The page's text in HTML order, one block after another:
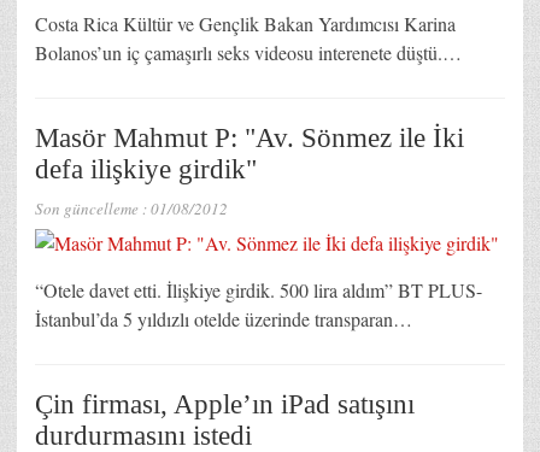
Costa Rica Kültür ve Gençlik Bakan Yardımcısı Karina
Bolanos’un iç çamaşırlı seks videosu interenete düştü.…
Masör Mahmut P: "Av. Sönmez ile İki
defa ilişkiye girdik"
Son güncelleme :01/08/2012
“Otele davet etti. İlişkiye girdik. 500 lira aldım” BT PLUS-
İstanbul’da 5 yıldızlı otelde üzerinde transparan…
Çin firması, Apple’ın iPad satışını
durdurmasını istedi